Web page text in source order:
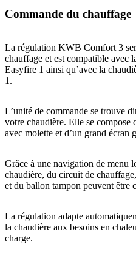
Commande du chauffage
La régulation KWB Comfort 3
chauffage et est compatible avec
Easyfire 1 ainsi qu’avec la
1.
L’unité de commande se trouve
votre chaudière. Elle se compose
avec molette et d’un grand écran
Grâce à une navigation de menu
chaudière, du circuit de
et du ballon tampon peuvent être
La régulation adapte
la chaudière aux besoins en
charge.